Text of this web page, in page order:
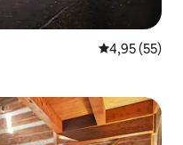
Gemiddelde
4,95 (55)